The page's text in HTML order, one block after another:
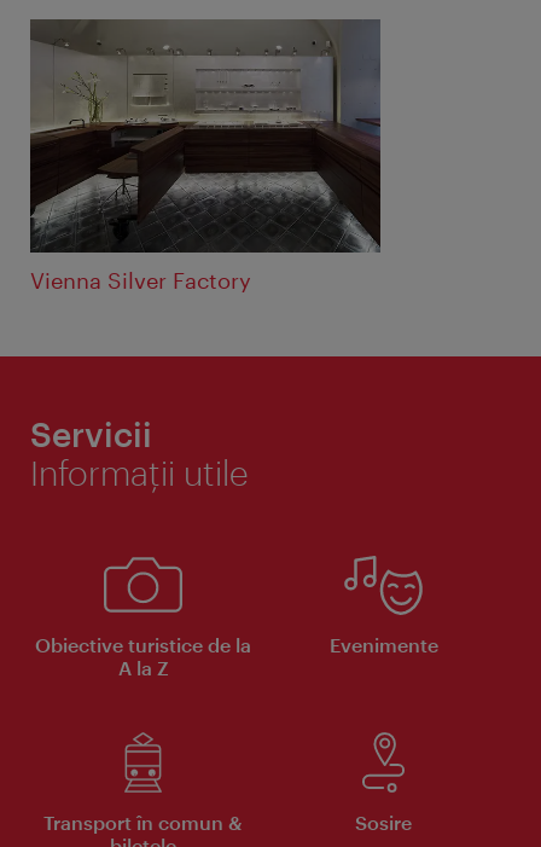
Vienna Silver Factory
Servicii
Informaţii utile
Obiective turistice de la
A la Z
Evenimente
Transport în comun &
Sosire